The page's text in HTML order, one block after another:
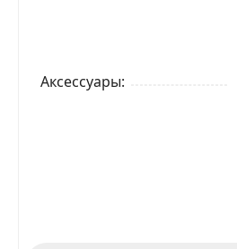
Аксессуары